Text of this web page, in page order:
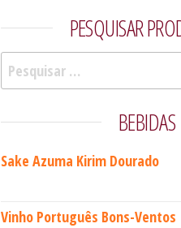
PESQUISAR
Pesquisar por:
BEBIDAS
Sake Azuma Kirim Dourado
Vinho Português Bons-Ventos